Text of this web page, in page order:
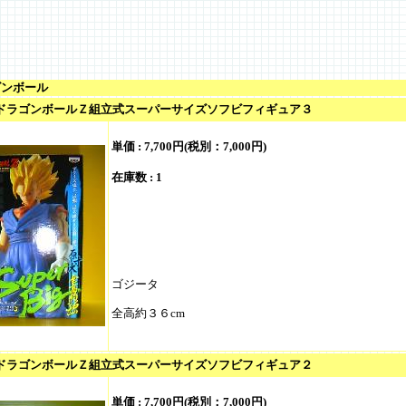
ボール
ラゴンボールＺ組立式スーパーサイズソフビフィギュア３
単価 : 7,700円(税別：7,000円)
在庫数 : 1
ゴジータ
全高約３６cm
ラゴンボールＺ組立式スーパーサイズソフビフィギュア２
単価 : 7,700円(税別：7,000円)